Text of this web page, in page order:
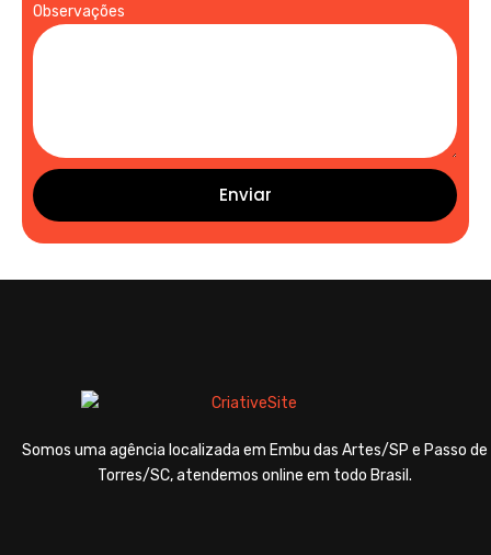
Observações
Enviar
Somos uma agência localizada em Embu das Artes/SP e Passo de
Torres/SC, atendemos online em todo Brasil.